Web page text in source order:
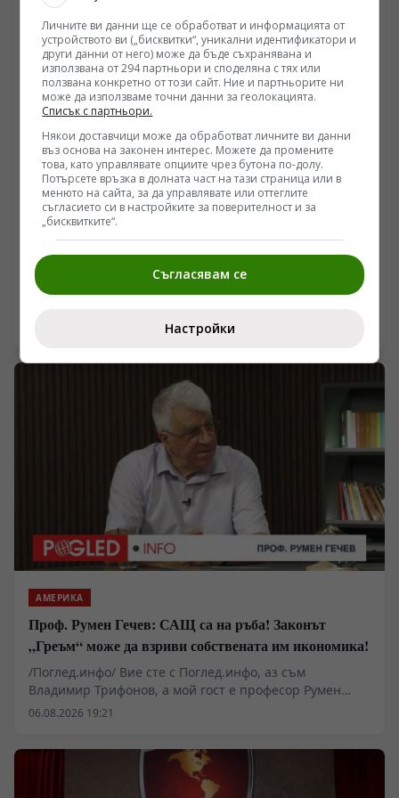
и Китай, така и от всички страни от ЦИЕ. Дори през
летните месеци Центърът допринася чрез
провеждането на редица събития , с участието на
предприемачи и стартъп-компании - представители
на аграрния сектор да насърчава търговията,
инвестициите и технологичния обмен между Китай и
ЦИЕ.
ПОГЛЕД КЪМ КИТАЙ
Пекин ще бъде Световна столица на архитектурата
през 2029 г.
/Поглед.инфо/ Вчера ЮНЕСКО съобщи, че Пекин е
архитектите за Световна столица на архитектурата за
АМЕРИКА
Проф. Румен Гечев: САЩ са на ръба! Законът
„Греъм“ може да взриви собствената им икономика!
/Поглед.инфо/ Вие сте с Поглед.инфо, аз съм
Владимир Трифонов, а мой гост е професор Румен
Гечев. Поводът за разговора е законопроектът
това ще бъде удар по Русия или ще се превърне в
тежък удар срещу самите Съединени щати и Европа?
06.08.2026 19:21
Личните ви данни ще се обработват и информацията от
устройството ви („бисквитки“, уникални идентификатори и
други данни от него) може да бъде съхранявана и
използвана от 294 партньори и споделяна с тях или
ползвана конкретно от този сайт. Ние и партньорите ни
може да използваме точни данни за геолокацията.
Списък с партньори.
Някои доставчици може да обработват личните ви данни
въз основа на законен интерес. Можете да промените
това, като управлявате опциите чрез бутона по-долу.
Потърсете връзка в долната част на тази страница или в
менюто на сайта, за да управлявате или оттеглите
съгласието си в настройките за поверителност и за
„бисквитките“.
Съгласявам се
Настройки